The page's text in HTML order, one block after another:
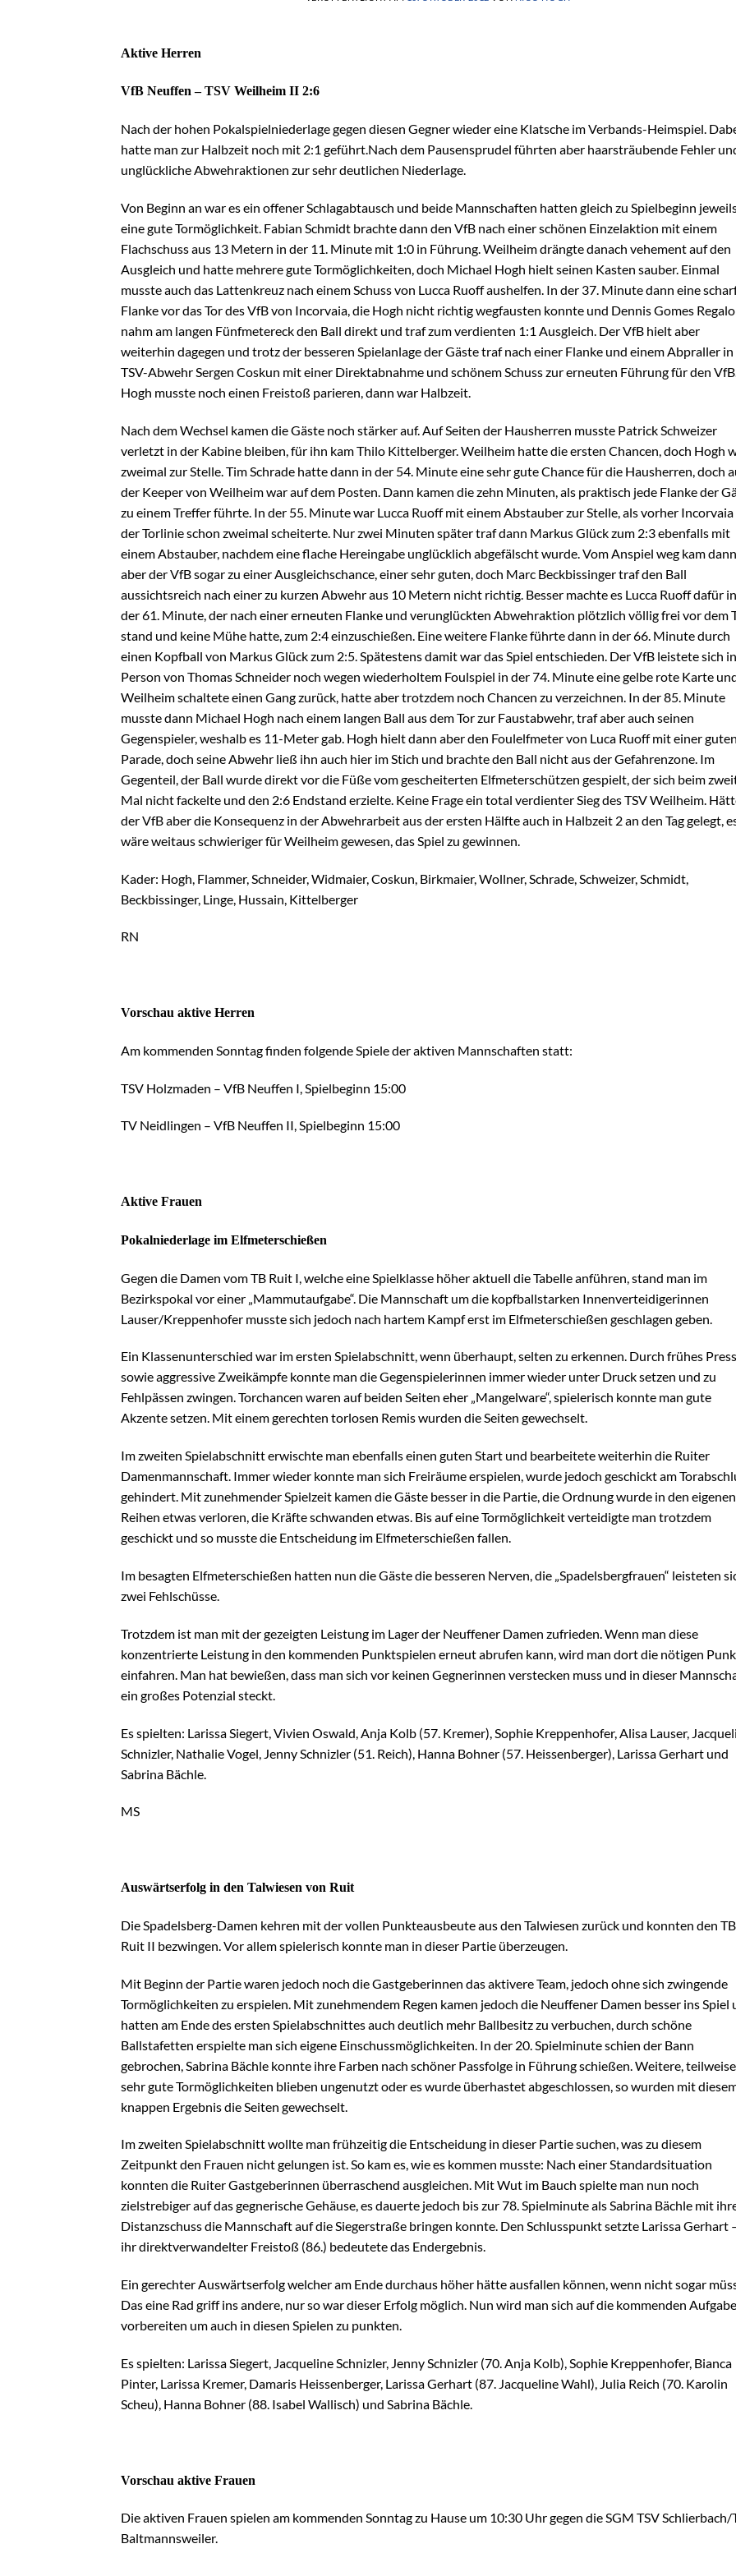
Aktive Herren
VfB Neuffen – TSV Weilheim II 2:6
Nach der hohen Pokalspielniederlage gegen diesen Gegner wieder eine Klatsche im Verbands-Heimspiel.
hatte man zur Halbzeit noch mit 2:1 geführt.Nach dem Pausensprudel führten aber haarsträubende Fehler
unglückliche Abwehraktionen zur sehr deutlichen Niederlage.
Von Beginn an war es ein offener Schlagabtausch und beide Mannschaften hatten gleich zu Spielbeginn
eine gute Tormöglichkeit. Fabian Schmidt brachte dann den VfB nach einer schönen Einzelaktion mit einem
Flachschuss aus 13 Metern in der 11. Minute mit 1:0 in Führung. Weilheim drängte danach vehement auf den
Ausgleich und hatte mehrere gute Tormöglichkeiten, doch Michael Hogh hielt seinen Kasten sauber. Einmal
musste auch das Lattenkreuz nach einem Schuss von Lucca Ruoff aushelfen. In der 37. Minute dann eine
Flanke vor das Tor des VfB von Incorvaia, die Hogh nicht richtig wegfausten konnte und Dennis Gomes Regalo
nahm am langen Fünfmetereck den Ball direkt und traf zum verdienten 1:1 Ausgleich. Der VfB hielt aber
weiterhin dagegen und trotz der besseren Spielanlage der Gäste traf nach einer Flanke und einem Abpraller
TSV-Abwehr Sergen Coskun mit einer Direktabnahme und schönem Schuss zur erneuten Führung für den
Hogh musste noch einen Freistoß parieren, dann war Halbzeit.
Nach dem Wechsel kamen die Gäste noch stärker auf. Auf Seiten der Hausherren musste Patrick Schweizer
verletzt in der Kabine bleiben, für ihn kam Thilo Kittelberger. Weilheim hatte die ersten Chancen, doch Hogh
zweimal zur Stelle. Tim Schrade hatte dann in der 54. Minute eine sehr gute Chance für die Hausherren, doch
der Keeper von Weilheim war auf dem Posten. Dann kamen die zehn Minuten, als praktisch jede Flanke der
zu einem Treffer führte. In der 55. Minute war Lucca Ruoff mit einem Abstauber zur Stelle, als vorher Incorvaia
der Torlinie schon zweimal scheiterte. Nur zwei Minuten später traf dann Markus Glück zum 2:3 ebenfalls mit
einem Abstauber, nachdem eine flache Hereingabe unglücklich abgefälscht wurde. Vom Anspiel weg kam dann
aber der VfB sogar zu einer Ausgleichschance, einer sehr guten, doch Marc Beckbissinger traf den Ball
aussichtsreich nach einer zu kurzen Abwehr aus 10 Metern nicht richtig. Besser machte es Lucca Ruoff dafür in
der 61. Minute, der nach einer erneuten Flanke und verunglückten Abwehraktion plötzlich völlig frei vor dem
stand und keine Mühe hatte, zum 2:4 einzuschießen. Eine weitere Flanke führte dann in der 66. Minute durch
einen Kopfball von Markus Glück zum 2:5. Spätestens damit war das Spiel entschieden. Der VfB leistete sich in
Person von Thomas Schneider noch wegen wiederholtem Foulspiel in der 74. Minute eine gelbe rote Karte
Weilheim schaltete einen Gang zurück, hatte aber trotzdem noch Chancen zu verzeichnen. In der 85. Minute
musste dann Michael Hogh nach einem langen Ball aus dem Tor zur Faustabwehr, traf aber auch seinen
Gegenspieler, weshalb es 11-Meter gab. Hogh hielt dann aber den Foulelfmeter von Luca Ruoff mit einer
Parade, doch seine Abwehr ließ ihn auch hier im Stich und brachte den Ball nicht aus der Gefahrenzone. Im
Gegenteil, der Ball wurde direkt vor die Füße vom gescheiterten Elfmeterschützen gespielt, der sich beim
Mal nicht fackelte und den 2:6 Endstand erzielte. Keine Frage ein total verdienter Sieg des TSV Weilheim.
der VfB aber die Konsequenz in der Abwehrarbeit aus der ersten Hälfte auch in Halbzeit 2 an den Tag gelegt,
wäre weitaus schwieriger für Weilheim gewesen, das Spiel zu gewinnen.
Kader: Hogh, Flammer, Schneider, Widmaier, Coskun, Birkmaier, Wollner, Schrade, Schweizer, Schmidt,
Beckbissinger, Linge, Hussain, Kittelberger
RN
Vorschau aktive Herren
Am kommenden Sonntag finden folgende Spiele der aktiven Mannschaften statt:
TSV Holzmaden – VfB Neuffen I, Spielbeginn 15:00
TV Neidlingen – VfB Neuffen II, Spielbeginn 15:00
Aktive Frauen
Pokalniederlage im Elfmeterschießen
Gegen die Damen vom TB Ruit I, welche eine Spielklasse höher aktuell die Tabelle anführen, stand man im
Bezirkspokal vor einer „Mammutaufgabe“. Die Mannschaft um die kopfballstarken Innenverteidigerinnen
Lauser/Kreppenhofer musste sich jedoch nach hartem Kampf erst im Elfmeterschießen geschlagen geben.
Ein Klassenunterschied war im ersten Spielabschnitt, wenn überhaupt, selten zu erkennen. Durch frühes
sowie aggressive Zweikämpfe konnte man die Gegenspielerinnen immer wieder unter Druck setzen und zu
Fehlpässen zwingen. Torchancen waren auf beiden Seiten eher „Mangelware“, spielerisch konnte man gute
Akzente setzen. Mit einem gerechten torlosen Remis wurden die Seiten gewechselt.
Im zweiten Spielabschnitt erwischte man ebenfalls einen guten Start und bearbeitete weiterhin die Ruiter
Damenmannschaft. Immer wieder konnte man sich Freiräume erspielen, wurde jedoch geschickt am
gehindert. Mit zunehmender Spielzeit kamen die Gäste besser in die Partie, die Ordnung wurde in den eigenen
Reihen etwas verloren, die Kräfte schwanden etwas. Bis auf eine Tormöglichkeit verteidigte man trotzdem
geschickt und so musste die Entscheidung im Elfmeterschießen fallen.
Im besagten Elfmeterschießen hatten nun die Gäste die besseren Nerven, die „Spadelsbergfrauen“ leisteten
zwei Fehlschüsse.
Trotzdem ist man mit der gezeigten Leistung im Lager der Neuffener Damen zufrieden. Wenn man diese
konzentrierte Leistung in den kommenden Punktspielen erneut abrufen kann, wird man dort die nötigen
einfahren. Man hat bewießen, dass man sich vor keinen Gegnerinnen verstecken muss und in dieser
ein großes Potenzial steckt.
Es spielten: Larissa Siegert, Vivien Oswald, Anja Kolb (57. Kremer), Sophie Kreppenhofer, Alisa Lauser,
Schnizler, Nathalie Vogel, Jenny Schnizler (51. Reich), Hanna Bohner (57. Heissenberger), Larissa Gerhart und
Sabrina Bächle.
MS
Auswärtserfolg in den Talwiesen von Ruit
Die Spadelsberg-Damen kehren mit der vollen Punkteausbeute aus den Talwiesen zurück und konnten den TB
Ruit II bezwingen. Vor allem spielerisch konnte man in dieser Partie überzeugen.
Mit Beginn der Partie waren jedoch noch die Gastgeberinnen das aktivere Team, jedoch ohne sich zwingende
Tormöglichkeiten zu erspielen. Mit zunehmendem Regen kamen jedoch die Neuffener Damen besser ins Spiel
hatten am Ende des ersten Spielabschnittes auch deutlich mehr Ballbesitz zu verbuchen, durch schöne
Ballstafetten erspielte man sich eigene Einschussmöglichkeiten. In der 20. Spielminute schien der Bann
gebrochen, Sabrina Bächle konnte ihre Farben nach schöner Passfolge in Führung schießen. Weitere, teilweise
sehr gute Tormöglichkeiten blieben ungenutzt oder es wurde überhastet abgeschlossen, so wurden mit
knappen Ergebnis die Seiten gewechselt.
Im zweiten Spielabschnitt wollte man frühzeitig die Entscheidung in dieser Partie suchen, was zu diesem
Zeitpunkt den Frauen nicht gelungen ist. So kam es, wie es kommen musste: Nach einer Standardsituation
konnten die Ruiter Gastgeberinnen überraschend ausgleichen. Mit Wut im Bauch spielte man nun noch
zielstrebiger auf das gegnerische Gehäuse, es dauerte jedoch bis zur 78. Spielminute als Sabrina Bächle mit
Distanzschuss die Mannschaft auf die Siegerstraße bringen konnte. Den Schlusspunkt setzte Larissa Gerhart
ihr direktverwandelter Freistoß (86.) bedeutete das Endergebnis.
Ein gerechter Auswärtserfolg welcher am Ende durchaus höher hätte ausfallen können, wenn nicht sogar
Das eine Rad griff ins andere, nur so war dieser Erfolg möglich. Nun wird man sich auf die kommenden
vorbereiten um auch in diesen Spielen zu punkten.
Es spielten: Larissa Siegert, Jacqueline Schnizler, Jenny Schnizler (70. Anja Kolb), Sophie Kreppenhofer, Bianca
Pinter, Larissa Kremer, Damaris Heissenberger, Larissa Gerhart (87. Jacqueline Wahl), Julia Reich (70. Karolin
Scheu), Hanna Bohner (88. Isabel Wallisch) und Sabrina Bächle.
Vorschau aktive Frauen
Die aktiven Frauen spielen am kommenden Sonntag zu Hause um 10:30 Uhr gegen die SGM TSV Schlierbach/
Baltmannsweiler.